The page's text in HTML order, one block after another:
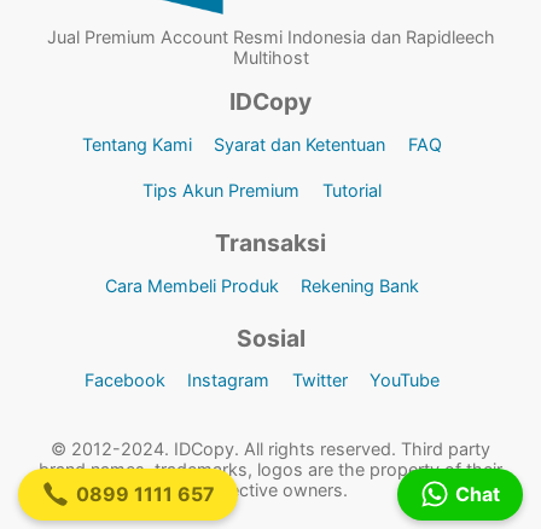
Jual Premium Account Resmi Indonesia dan Rapidleech
Multihost
IDCopy
Tentang Kami Syarat dan Ketentuan FAQ
Tips Akun Premium Tutorial
Transaksi
Cara Membeli Produk Rekening Bank
Sosial
Facebook Instagram Twitter YouTube
© 2012-2024. IDCopy. All rights reserved. Third party
brand names, trademarks, logos are the property of their
respective owners.
Chat
0899 1111 657